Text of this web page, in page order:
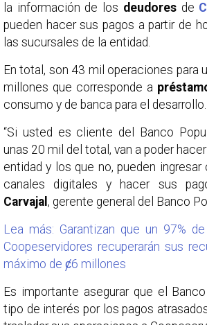
la información de los deudoresde
pueden hacer sus pagos a partir de
las sucursales de la entidad.
En total, son 43 mil operaciones para
millones que corresponde a
consumo y de banca para el desarrollo.
“Si usted es cliente del Banco
unas 20 mil del total, van a poder
entidad y los que no, pueden
canales digitales y hacer sus
Carvajal , gerente general del Banco
Lea más: Garantizan que un 97%
Coopeservidores recuperarán sus
máximo de ȼ6 millones
Es importante asegurar que el
tipo de interés por los pagos